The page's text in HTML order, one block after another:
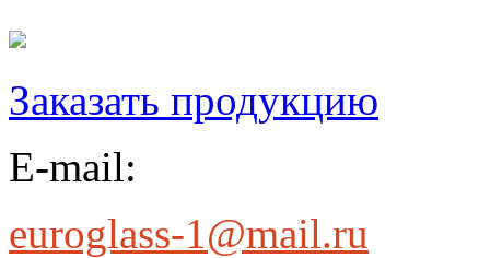
Заказать продукцию
E-mail:
euroglass-1@mail.ru